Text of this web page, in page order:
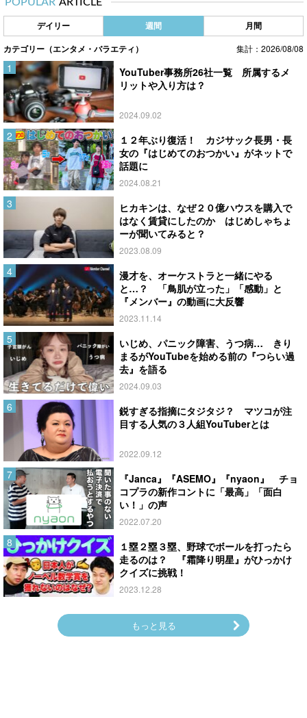
デイリー 週間 月間
カテゴリー（エンタメ・バラエティ） 集計：2026/08/08
YouTuber事務所26社一覧 所属するメ
リットや入り方は？
2024.09.02
１２年ぶり復活！ カジサック長男・長
女の『はじめてのおつかい』がネットで
話題に
2024.08.21
ヒカキンは、なぜ２０億ハウスを購入で
はなく賃貸にしたのか はじめしゃちょ
ーが聞いてみると？
2023.08.09
漫才を、オーケストラと一緒にやる
と…？ 「鳥肌が立った」「感動」と
『メンバー』の動画に大反響
2023.11.14
いじめ、パニック障害、うつ病… きり
まるがYouTubeを始める前の『つらい過
去』を語る
2024.09.03
鋭すぎる指摘にタジタジ？ マツコが注
目する人気の３人組YouTuberとは
2022.09.12
『Janca』『ASEMO』『nyaon』 チョ
コプラの新作コントに「最高」「面白
い！」の声
2022.07.20
１塁２塁３塁、野球でボールを打ったら
走るのは？ 『霜降り明星』がひっかけ
クイズに挑戦！
2023.12.28
もっと見る